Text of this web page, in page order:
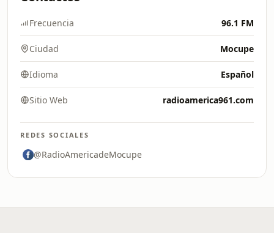
Frecuencia 96.1 FM
Ciudad Mocupe
Idioma Español
Sitio Web radioamerica961.com
REDES SOCIALES
@RadioAmericadeMocupe